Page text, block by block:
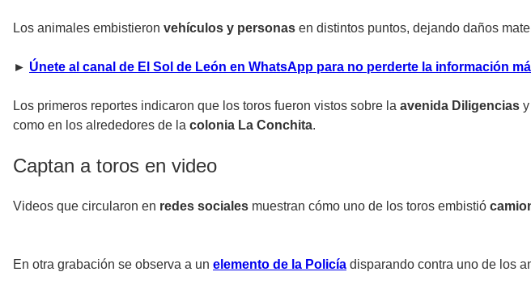
Los animales embistieron vehículos y personas en distintos puntos, dejando daños
► Únete al canal de El Sol de León en WhatsApp para no perderte la información
Los primeros reportes indicaron que los toros fueron vistos sobre la avenida Diligencias
como en los alrededores de la colonia La Conchita.
Captan a toros en video
Videos que circularon en redes sociales muestran cómo uno de los toros embistió
En otra grabación se observa a un elemento de la Policía disparando contra uno de los